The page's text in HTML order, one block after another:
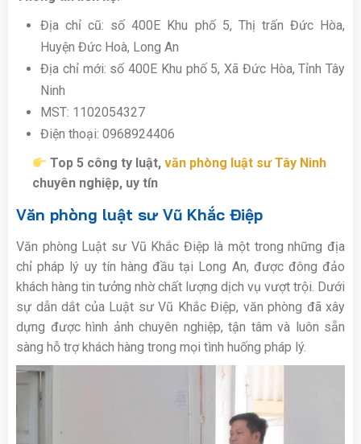
Địa chỉ cũ: số 400E Khu phố 5, Thị trấn Đức Hòa,
Huyện Đức Hoà, Long An
Địa chỉ mới: số 400E Khu phố 5, Xã Đức Hòa, Tỉnh Tây
Ninh
MST: 1102054327
Điện thoại: 0968924406
Top 5 công ty luật,văn phòng luật sư Tây Ninh
chuyên nghiệp, uy tín
Văn phòng luật sư Vũ Khắc Điệp
Văn phòng Luật sư Vũ Khắc Điệp là một trong những địa
chỉ pháp lý uy tín hàng đầu tại Long An, được đông đảo
khách hàng tin tưởng nhờ chất lượng dịch vụ vượt trội. Dưới
sự dẫn dắt của Luật sư Vũ Khắc Điệp, văn phòng đã xây
dựng được hình ảnh chuyên nghiệp, tận tâm và luôn sẵn
sàng hỗ trợ khách hàng trong mọi tình huống pháp lý.